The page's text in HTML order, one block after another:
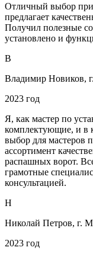
Отличный выбор
предлагает
Получил полезные
установлено и
В
Владимир Новиков,
2023 год
Я, как мастер по
комплектующие, и в
выбор для мастеров
ассортимент
распашных ворот.
грамотные
консультацией.
Н
Николай Петров, г.
2023 год